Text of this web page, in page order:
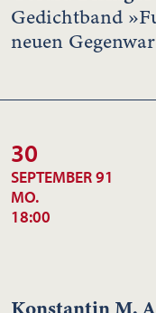
Gedichtband
neuen
30
SEPTEMBER 91
MO.
18:00